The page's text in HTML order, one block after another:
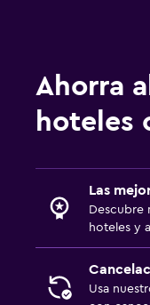
Ahorra
hoteles
Las
Descubre
hoteles y
Usa